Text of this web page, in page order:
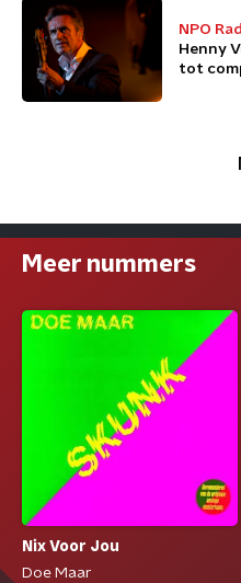
NPO
Henny
tot
Meer nummers
Nix Voor Jou
Doe Maar